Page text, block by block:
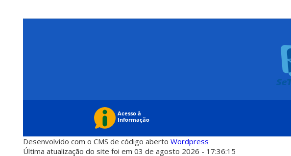
Desenvolvido com o CMS de código aberto Wordpress
Última atualização do site foi em 03 de agosto 2026 - 17:36:15